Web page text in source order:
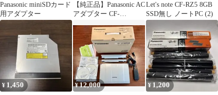
Panasonic miniSDカード
用アダプター
【純正品】Panasonic AC
アダプター CF-
Let's note CF-RZ5 8GB
SSD無し ノートPC (2)
¥ 1,450 ¥12,000 ¥ 1,200